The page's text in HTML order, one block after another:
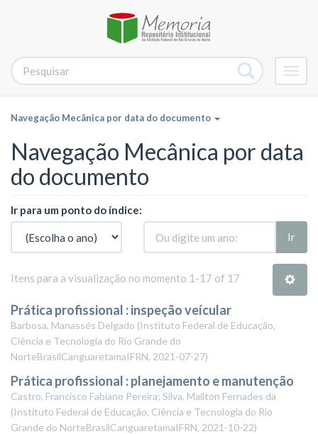
Navegação Mecânica por data do documento
Navegação Mecânica por data
do documento
Ir para um ponto do índice:
Ir
Itens para a visualização no momento 1-17 of 17
Prática profissional : inspeção veícular
Barbosa, Manassés Delgado (Instituto Federal de Educação,
Ciência e Tecnologia do Rio Grande do
NorteBrasilCanguaretamaIFRN, 2021-07-27)
Prática profissional : planejamento e manutenção
Castro, Francisco Fabiano Pereira; Silva, Mailton Fernades da
(Instituto Federal de Educação, Ciência e Tecnologia do Rio
Grande do NorteBrasilCanguaretamaIFRN, 2021-10-22)